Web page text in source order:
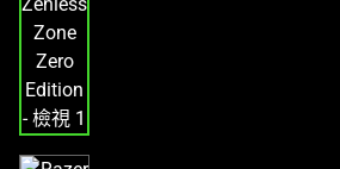
像
輪
播，
包
含
一